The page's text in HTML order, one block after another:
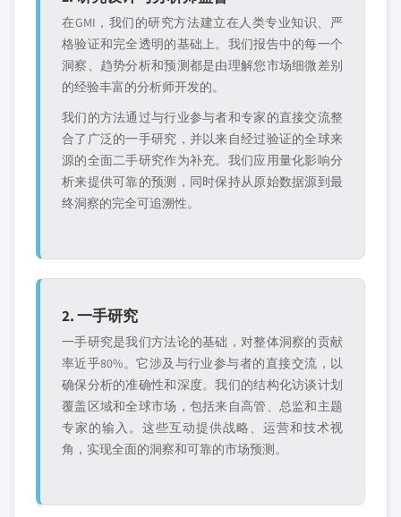
在GMI，我们的研究方法建立在人类专业知识、严
格验证和完全透明的基础上。我们报告中的每一个
洞察、趋势分析和预测都是由理解您市场细微差别
的经验丰富的分析师开发的。
我们的方法通过与行业参与者和专家的直接交流整
合了广泛的一手研究，并以来自经过验证的全球来
源的全面二手研究作为补充。我们应用量化影响分
析来提供可靠的预测，同时保持从原始数据源到最
终洞察的完全可追溯性。
2. 一手研究
一手研究是我们方法论的基础，对整体洞察的贡献
率近乎80%。它涉及与行业参与者的直接交流，以
确保分析的准确性和深度。我们的结构化访谈计划
覆盖区域和全球市场，包括来自高管、总监和主题
专家的输入。这些互动提供战略、运营和技术视
角，实现全面的洞察和可靠的市场预测。